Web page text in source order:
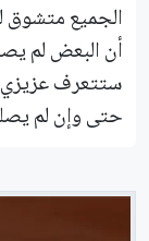
أن البعض لم
ستتعرف عزيزي
حتى وإن لم